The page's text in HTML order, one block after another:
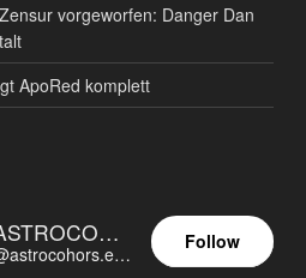
vorgeworfen: Danger Dan
ApoRed komplett
ASTROCOHORS EUNOIA ULTIMA
@astrocohors.eu@astrocohors.eu
Follow